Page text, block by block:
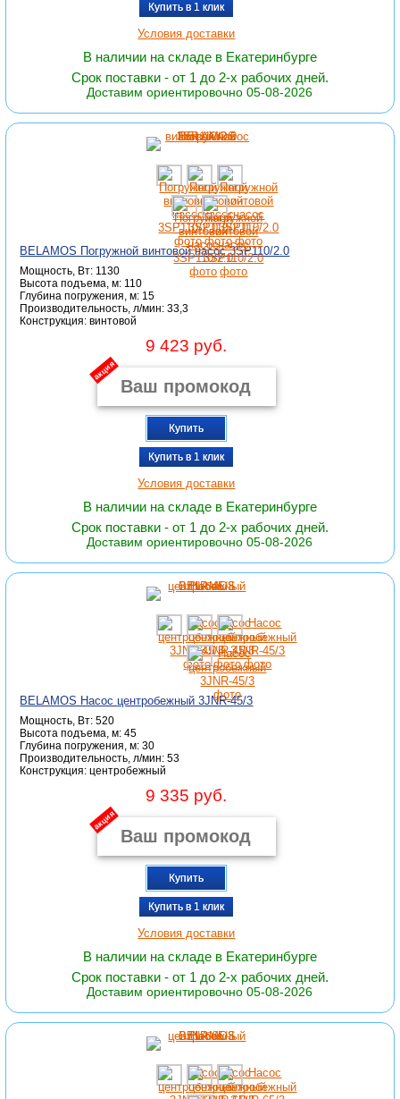
Купить в 1 клик
Условия доставки
В наличии на складе в Екатеринбурге
Срок поставки - от 1 до 2-х рабочих дней.
Доставим ориентировочно 05-08-2026
BELAMOS Погружной винтовой насос 3SP110/2.0
Мощность, Вт: 1130
Высота подъема, м: 110
Глубина погружения, м: 15
Производительность, л/мин: 33,3
Конструкция: винтовой
9 423 руб.
акция
Купить
Купить в 1 клик
Условия доставки
В наличии на складе в Екатеринбурге
Срок поставки - от 1 до 2-х рабочих дней.
Доставим ориентировочно 05-08-2026
BELAMOS Насос центробежный 3JNR-45/3
Мощность, Вт: 520
Высота подъема, м: 45
Глубина погружения, м: 30
Производительность, л/мин: 53
Конструкция: центробежный
9 335 руб.
акция
Купить
Купить в 1 клик
Условия доставки
В наличии на складе в Екатеринбурге
Срок поставки - от 1 до 2-х рабочих дней.
Доставим ориентировочно 05-08-2026